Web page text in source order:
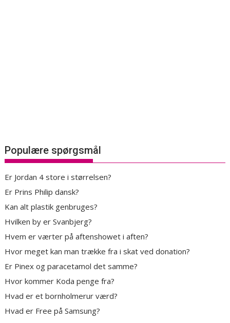
Populære spørgsmål
Er Jordan 4 store i størrelsen?
Er Prins Philip dansk?
Kan alt plastik genbruges?
Hvilken by er Svanbjerg?
Hvem er værter på aftenshowet i aften?
Hvor meget kan man trække fra i skat ved donation?
Er Pinex og paracetamol det samme?
Hvor kommer Koda penge fra?
Hvad er et bornholmerur værd?
Hvad er Free på Samsung?